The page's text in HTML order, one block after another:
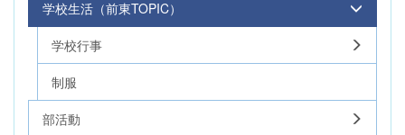
学校生活（前東TOPIC）
学校行事
制服
部活動